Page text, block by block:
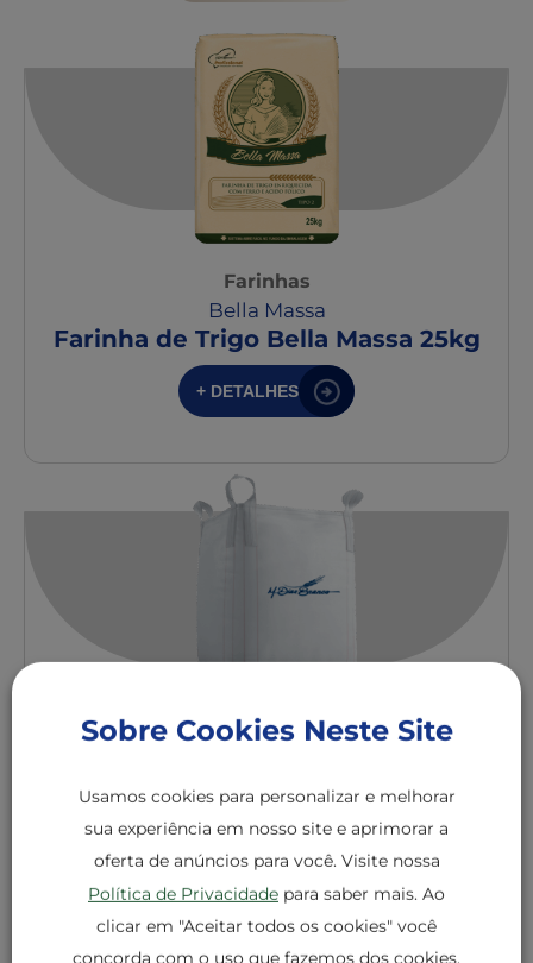
Farinhas
Bella Massa
Farinha de Trigo Bella Massa 25kg
+ DETALHES
Farinhas
Farinha de Trigo Bella Massa Big
Bag
+ DETALHES
Sobre Cookies Neste Site
Usamos cookies para personalizar e melhorar
sua experiência em nosso site e aprimorar a
oferta de anúncios para você. Visite nossa
Política de Privacidade para saber mais. Ao
clicar em "Aceitar todos os cookies" você
concorda com o uso que fazemos dos cookies.